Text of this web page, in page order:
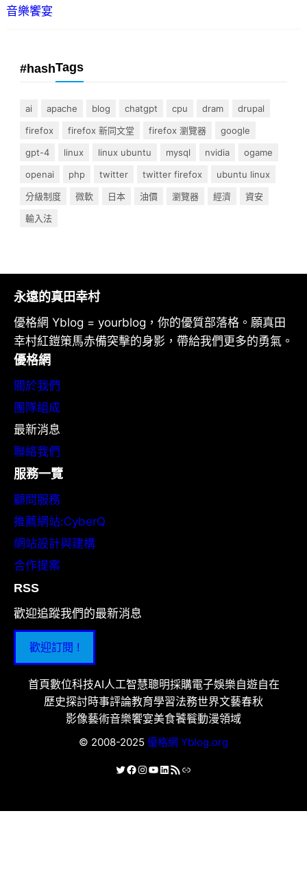
音樂饗宴
#hashTags
ai apache blog chatgpt cpu dram
drupal
firefox
firefox 新同文堂 firefox 瀏覽器
google
gpt-4
linux linux ubuntu mysql nvidia
ogame
openai
php twitter twitter firefox
ubuntu linux
分級制度
微軟 日本 油價 瀏覽器 經濟
資安
輸入法
永遠的真田幸村
優格網 Yblog = yourblog，你的優質部落格。願真田
幸村紅鎧策馬赤備突擊的身影，帶給我們更多的勇氣。
優格網
關於我們
團隊組成
最新消息
聯絡我們
服務一覽
顧問服務
推薦網站:CyberQ
網站設計與建構
合作提案
RSS
歡迎追蹤我們的最新消息
歡迎訂閱 !
首頁數位科技AI人工智慧聰明採購電子娛樂自遊自在
歷史探討時事評論教育學習法務世界文藝春秋
影像藝術音樂饗宴美食饕餮動漫領域
© 2008-2025 優格網 Yblog.org
X Facebook
Instagram
YouTube
LinkedIn
RSS 資訊提供連結